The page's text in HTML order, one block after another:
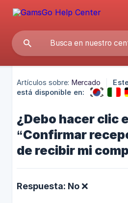
Artículos sobre: Mercado
está disponible en:
¿Debo hacer clic
“Confirmar
de recibir mi
Respuesta: No ❌